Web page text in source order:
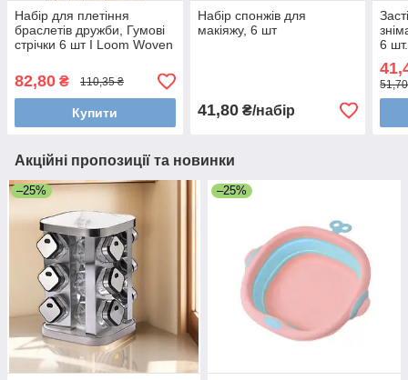
Набір для плетіння
браслетів дружби, Гумові
стрічки 6 шт I Loom Woven
82,80 ₴ 110,35 ₴
Купити
Набір спонжів для
макіяжу, 6 шт
41,80₴/набір
6
Акційні пропозиції та новинки
–25% –25%